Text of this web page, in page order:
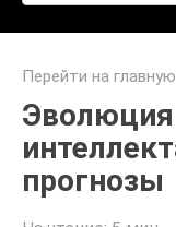
Перейти на главную
Эволюция
прогнозы